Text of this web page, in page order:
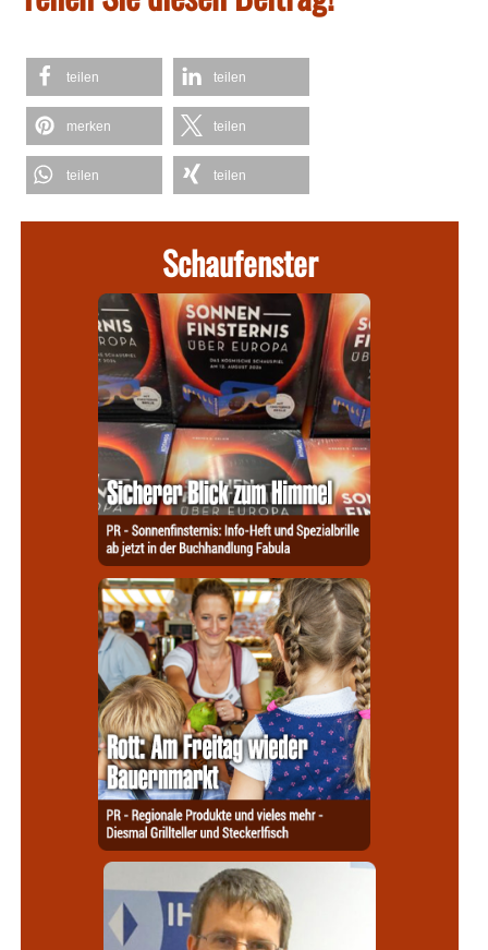
teilen teilen
merken teilen
teilen teilen
Schaufenster